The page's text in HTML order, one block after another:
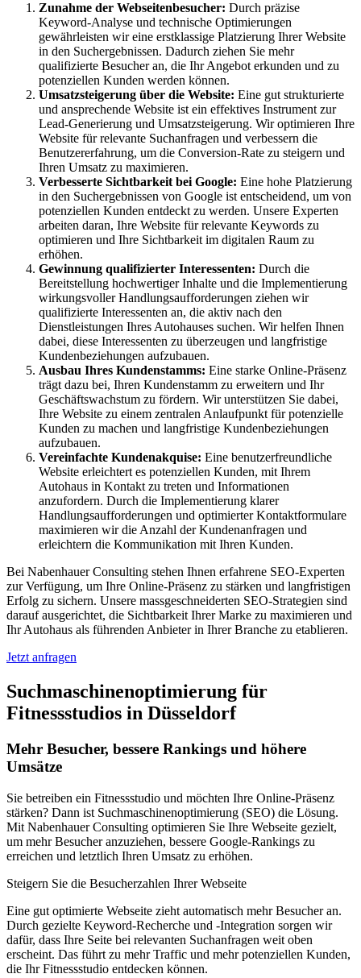
Zunahme der Webseitenbesucher: Durch präzise
Keyword-Analyse und technische Optimierungen
gewährleisten wir eine erstklassige Platzierung Ihrer Website
in den Suchergebnissen. Dadurch ziehen Sie mehr
qualifizierte Besucher an, die Ihr Angebot erkunden und zu
potenziellen Kunden werden können.
Umsatzsteigerung über die Website: Eine gut strukturierte
und ansprechende Website ist ein effektives Instrument zur
Lead-Generierung und Umsatzsteigerung. Wir optimieren Ihre
Website für relevante Suchanfragen und verbessern die
Benutzererfahrung, um die Conversion-Rate zu steigern und
Ihren Umsatz zu maximieren.
Verbesserte Sichtbarkeit bei Google: Eine hohe Platzierung
in den Suchergebnissen von Google ist entscheidend, um von
potenziellen Kunden entdeckt zu werden. Unsere Experten
arbeiten daran, Ihre Website für relevante Keywords zu
optimieren und Ihre Sichtbarkeit im digitalen Raum zu
erhöhen.
Gewinnung qualifizierter Interessenten: Durch die
Bereitstellung hochwertiger Inhalte und die Implementierung
wirkungsvoller Handlungsaufforderungen ziehen wir
qualifizierte Interessenten an, die aktiv nach den
Dienstleistungen Ihres Autohauses suchen. Wir helfen Ihnen
dabei, diese Interessenten zu überzeugen und langfristige
Kundenbeziehungen aufzubauen.
Ausbau Ihres Kundenstamms: Eine starke Online-Präsenz
trägt dazu bei, Ihren Kundenstamm zu erweitern und Ihr
Geschäftswachstum zu fördern. Wir unterstützen Sie dabei,
Ihre Website zu einem zentralen Anlaufpunkt für potenzielle
Kunden zu machen und langfristige Kundenbeziehungen
aufzubauen.
Vereinfachte Kundenakquise: Eine benutzerfreundliche
Website erleichtert es potenziellen Kunden, mit Ihrem
Autohaus in Kontakt zu treten und Informationen
anzufordern. Durch die Implementierung klarer
Handlungsaufforderungen und optimierter Kontaktformulare
maximieren wir die Anzahl der Kundenanfragen und
erleichtern die Kommunikation mit Ihren Kunden.
Bei Nabenhauer Consulting stehen Ihnen erfahrene SEO-Experten
zur Verfügung, um Ihre Online-Präsenz zu stärken und langfristigen
Erfolg zu sichern. Unsere massgeschneiderten SEO-Strategien sind
darauf ausgerichtet, die Sichtbarkeit Ihrer Marke zu maximieren und
Ihr Autohaus als führenden Anbieter in Ihrer Branche zu etablieren.
Jetzt anfragen
Suchmaschinenoptimierung für
Fitnessstudios in Düsseldorf
Mehr Besucher, bessere Rankings und höhere
Umsätze
Sie betreiben ein Fitnessstudio und möchten Ihre Online-Präsenz
stärken? Dann ist Suchmaschinenoptimierung (SEO) die Lösung.
Mit Nabenhauer Consulting optimieren Sie Ihre Webseite gezielt,
um mehr Besucher anzuziehen, bessere Google-Rankings zu
erreichen und letztlich Ihren Umsatz zu erhöhen.
Steigern Sie die Besucherzahlen Ihrer Webseite
Eine gut optimierte Webseite zieht automatisch mehr Besucher an.
Durch gezielte Keyword-Recherche und -Integration sorgen wir
dafür, dass Ihre Seite bei relevanten Suchanfragen weit oben
erscheint. Das führt zu mehr Traffic und mehr potenziellen Kunden,
die Ihr Fitnessstudio entdecken können.